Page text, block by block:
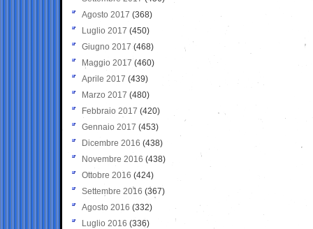
Agosto 2017 (368)
Luglio 2017 (450)
Giugno 2017 (468)
Maggio 2017 (460)
Aprile 2017 (439)
Marzo 2017 (480)
Febbraio 2017 (420)
Gennaio 2017 (453)
Dicembre 2016 (438)
Novembre 2016 (438)
Ottobre 2016 (424)
Settembre 2016 (367)
Agosto 2016 (332)
Luglio 2016 (336)